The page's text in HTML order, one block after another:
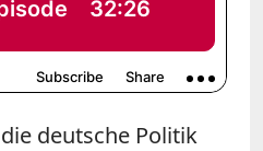
deutsche Politik